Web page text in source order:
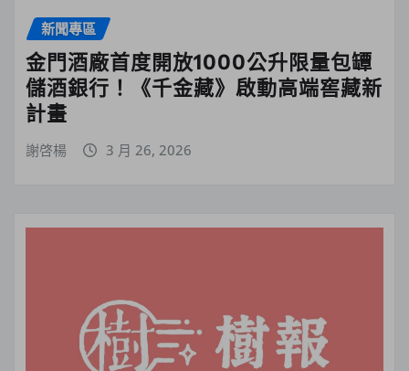
新聞專區
金門酒廠首度開放1000公升限量包罈
儲酒銀行！《千金藏》啟動高端窖藏新
計畫
謝啓楊 3 月 26, 2026